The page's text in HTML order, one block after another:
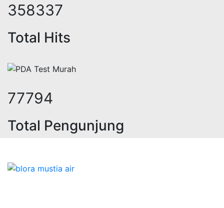
437967
Total Hits
95461
Total Pengunjung